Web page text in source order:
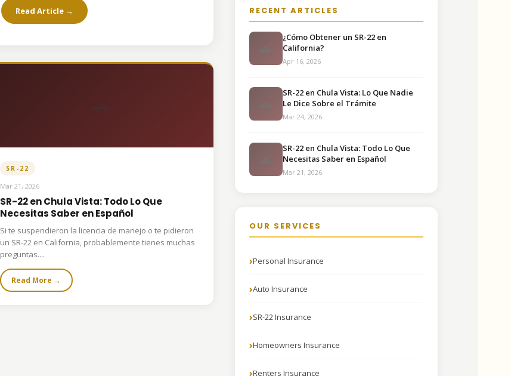
Read Article →
SR-22
Mar 21, 2026
SR-22 en Chula Vista: Todo Lo Que
Necesitas Saber en Español
Si te suspendieron la licencia de manejo o te pidieron
un SR-22 en California, probablemente tienes muchas
preguntas....
Read More →
RECENT ARTICLES
¿Cómo Obtener un SR-22 en
California?
Apr 16, 2026
SR-22 en Chula Vista: Lo Que Nadie
Le Dice Sobre el Trámite
Mar 24, 2026
SR-22 en Chula Vista: Todo Lo Que
Necesitas Saber en Español
Mar 21, 2026
OUR SERVICES
Personal Insurance
Auto Insurance
SR-22 Insurance
Homeowners Insurance
Renters Insurance